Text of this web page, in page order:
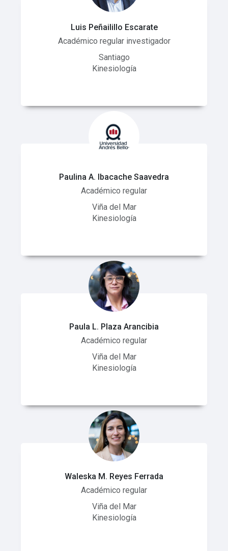
Luis Peñailillo Escarate
Académico regular investigador
Santiago
Kinesiología
Paulina A. Ibacache Saavedra
Académico regular
Viña del Mar
Kinesiología
Paula L. Plaza Arancibia
Académico regular
Viña del Mar
Kinesiología
Waleska M. Reyes Ferrada
Académico regular
Viña del Mar
Kinesiología